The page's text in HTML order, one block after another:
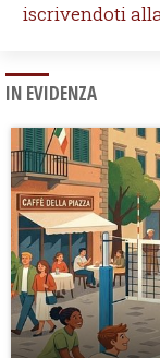
iscrivendoti
IN EVIDENZA